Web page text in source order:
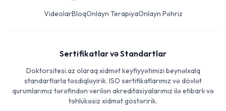
VideolarBloqOnlayn TerapiyaOnlayn Pəhriz
Sertifikatlar və Standartlar
Doktorsitesi.az olaraq xidmət keyfiyyətimizi beynəlxalq
standartlarla təsdiqləyirik. ISO sertifikatlarımız və dövlət
qurumlarımız tərəfindən verilən akreditasiyalarımız ilə etibarlı və
təhlükəsiz xidmət göstəririk.